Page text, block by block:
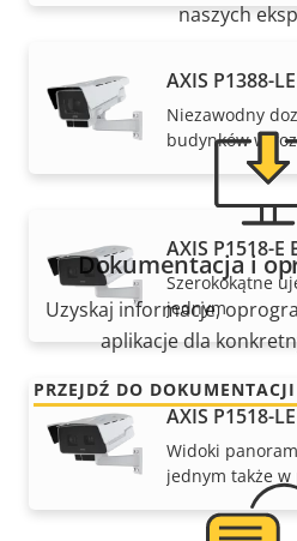
AXIS P1388-
Niezawodny
budynków w
AXIS P1518-E
Szerokokątne
jednym
AXIS P1518-
Widoki
jednym także
naszych
Dokumentacja i
Uzyskaj informacje,
aplikacje dla
PRZEJDŹ DO